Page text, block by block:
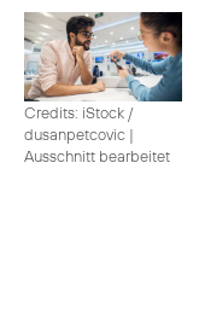
Credits: iStock /
dusanpetcovic |
Ausschnitt bearbeitet